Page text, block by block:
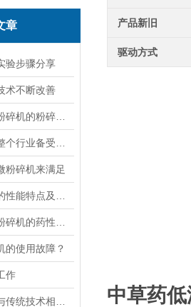
章
验步骤分享
术不断改善
粉碎机来满足
的使用故障？
作
产品新旧
驱动方式
中草药